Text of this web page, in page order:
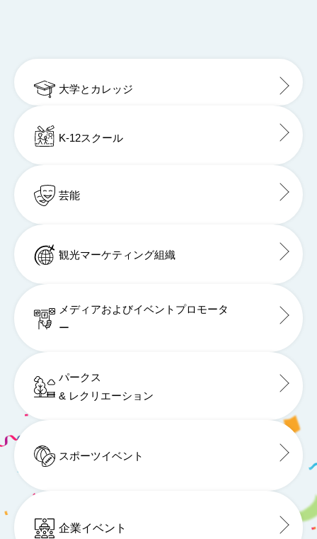
大学とカレッジ
K-12スクール
芸能
観光マーケティング組織
メディアおよびイベントプロモータ
ー
パークス
& レクリエーション
スポーツイベント
企業イベント